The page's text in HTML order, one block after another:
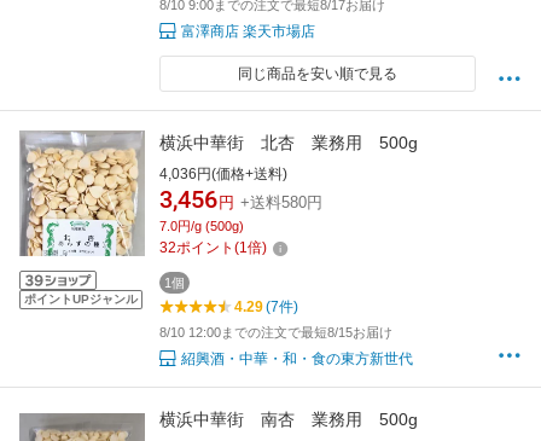
8/10 9:00までの注文で最短8/17お届け
富澤商店 楽天市場店
同じ商品を安い順で見る
ポイントUPジャンル
横浜中華街 北杏 業務用 500g
4,036円(価格+送料)
3,456 円 +送料580円
7.0円/g (500g)
32ポイント (1倍)
1個
4.29(7件)
8/10 12:00までの注文で最短8/15お届け
紹興酒・中華・和・食の東方新世代
横浜中華街 南杏 業務用 500g